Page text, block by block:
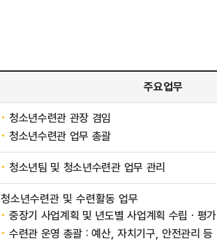
주요업무
청소년수련관 관장 겸임
청소년수련관 업무 총괄
청소년팀 및 청소년수련관 업무 관리
청소년수련관 및 수련활동 업무
중장기 사업계획 및 년도별 사업계획 수립ㆍ평가
수련관 운영 총괄 : 예산, 자치기구, 안전관리 등